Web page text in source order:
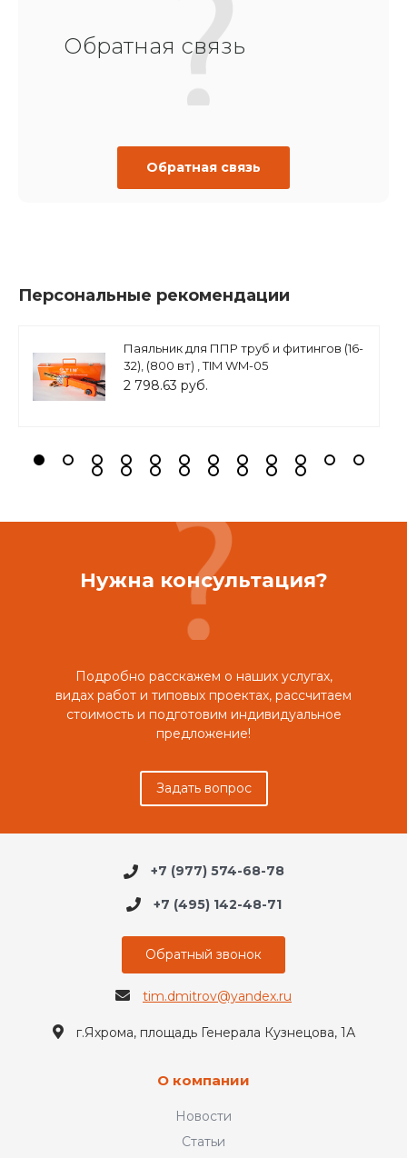
Обратная связь
Обратная связь
Персональные рекомендации
Паяльник для ППР труб и фитингов (16-
32), (800 вт) , TIM WM-05
2 798.63 руб.
Нужна консультация?
Подробно расскажем о наших услугах,
видах работ и типовых проектах, рассчитаем
стоимость и подготовим индивидуальное
предложение!
Задать вопрос
+7 (977) 574-68-78
+7 (495) 142-48-71
Обратный звонок
tim.dmitrov@yandex.ru
г.Яхрома, площадь Генерала Кузнецова, 1А
О компании
Новости
Статьи